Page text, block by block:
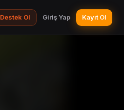
Destek Ol Giriş Yap Kayıt Ol